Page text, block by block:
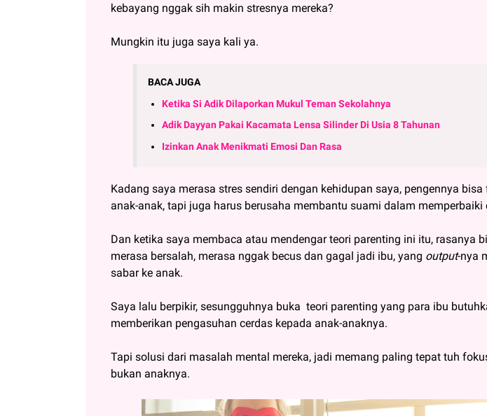
kebayang nggak sih makin stresnya mereka?
Mungkin itu juga saya kali ya.
BACA JUGA
Ketika Si Adik Dilaporkan Mukul Teman Sekolahnya
Adik Dayyan Pakai Kacamata Lensa Silinder Di Usia 8 Tahunan
Izinkan Anak Menikmati Emosi Dan Rasa
Kadang saya merasa stres sendiri dengan kehidupan saya, pengennya
anak-anak, tapi juga harus berusaha membantu suami dalam memperbaiki
Dan ketika saya membaca atau mendengar teori parenting ini itu, rasanya
merasa bersalah, merasa nggak becus dan gagal jadi ibu, yang output-nya
sabar ke anak.
Saya lalu berpikir, sesungguhnya buka teori parenting yang para ibu
memberikan pengasuhan cerdas kepada anak-anaknya.
Tapi solusi dari masalah mental mereka, jadi memang paling tepat tuh
bukan anaknya.